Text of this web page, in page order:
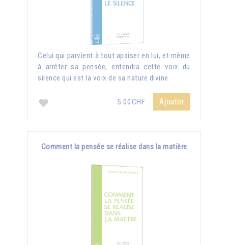
Celui qui parvient à tout apaiser en lui, et même
à arrêter sa pensée, entendra cette voix du
silence qui est la voix de sa nature divine.
5.00CHF Ajouter
Comment la pensée se réalise dans la matière